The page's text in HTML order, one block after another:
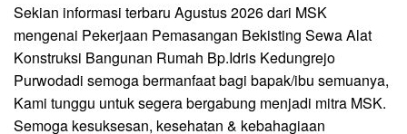
Sekian informasi terbaru Agustus 2026 dari MSK
mengenai Pekerjaan Pemasangan Bekisting Sewa Alat
Konstruksi Bangunan Rumah Bp.Idris Kedungrejo
Purwodadi semoga bermanfaat bagi bapak/ibu semuanya,
Kami tunggu untuk segera bergabung menjadi mitra MSK.
Semoga kesuksesan, kesehatan & kebahagiaan